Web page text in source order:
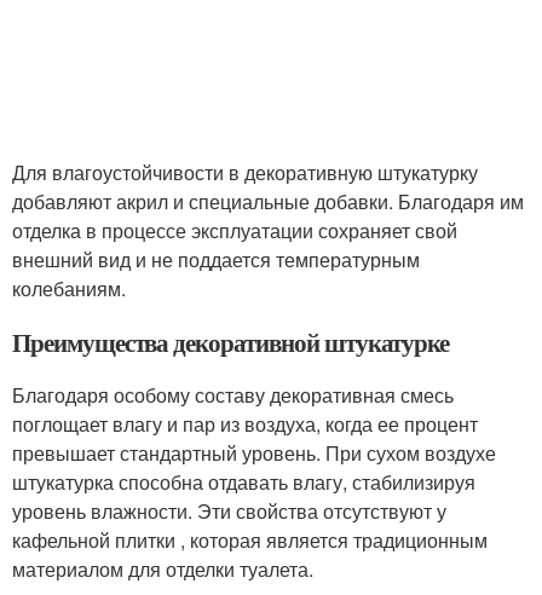
Для влагоустойчивости в декоративную штукатурку
добавляют акрил и специальные добавки. Благодаря им
отделка в процессе эксплуатации сохраняет свой
внешний вид и не поддается температурным
колебаниям.
Преимущества декоративной штукатурке
Благодаря особому составу декоративная смесь
поглощает влагу и пар из воздуха, когда ее процент
превышает стандартный уровень. При сухом воздухе
штукатурка способна отдавать влагу, стабилизируя
уровень влажности. Эти свойства отсутствуют у
кафельной плитки , которая является традиционным
материалом для отделки туалета.